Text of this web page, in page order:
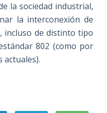
la sociedad industrial,
la interconexión de
incluso de distinto tipo
802 (como por
actuales).